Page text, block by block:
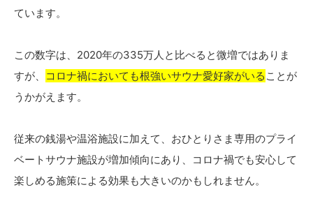
ています。
この数字は、2020年の335万人と比べると微増ではありま
すが、
コロナ禍においても根強いサウナ愛好家がいる ことが
うかがえます。
従来の銭湯や温浴施設に加えて、おひとりさま専用のプライ
ベートサウナ施設が増加傾向にあり、コロナ禍でも安心して
楽しめる施策による効果も大きいのかもしれません。